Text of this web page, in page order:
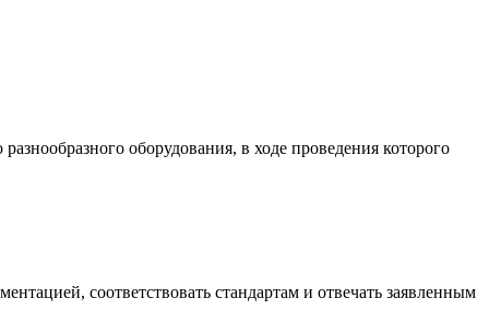
оборудования, в ходе проведения которого
соответствовать стандартам и отвечать заявленным